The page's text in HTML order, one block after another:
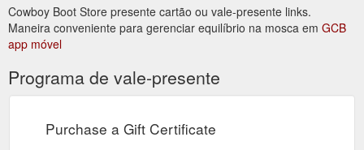
Cowboy Boot Store presente cartão ou vale-presente links.
Maneira conveniente para gerenciar equilíbrio na mosca em GCB
app móvel
Programa de vale-presente
Purchase a Gift Certificate